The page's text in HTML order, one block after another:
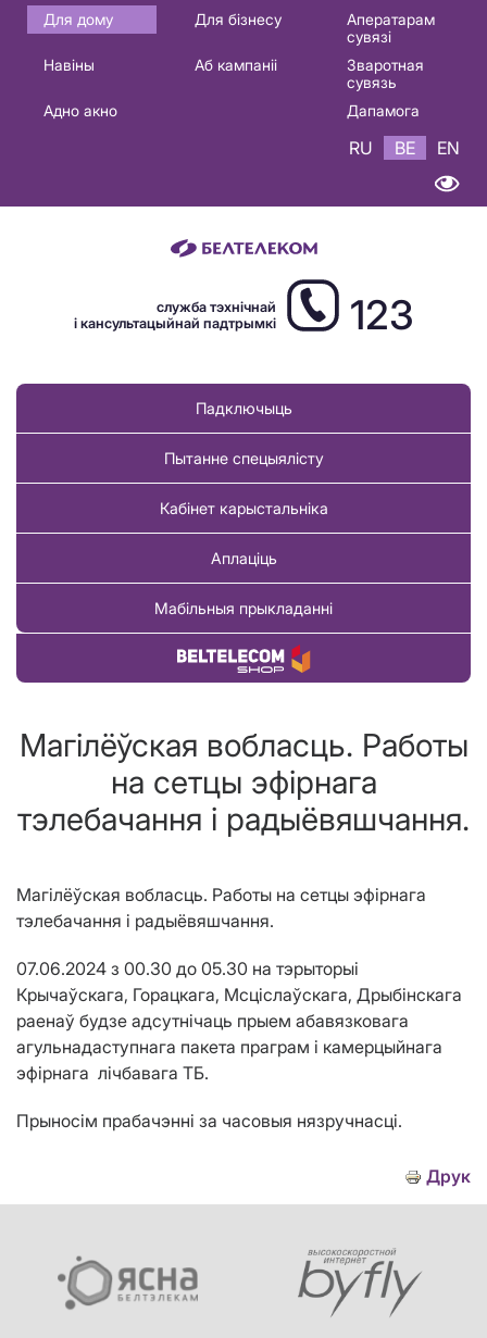
Основная
навигация
Для дому Для бізнесу
Аператарам
сувязі
Навіны
Аб кампаніі
Зваротная
сувязь
Адно акно
Дапамога
RU BE EN
служба тэхнічнай
і кансультацыйнай падтрымкі
123
Падключыць
Пытанне спецыялісту
Кабінет карыстальніка
Аплаціць
Мабільныя прыкладанні
Купіць тавар
Магілёўская вобласць. Работы
на сетцы эфірнага
тэлебачання і радыёвяшчання.
Магілёўская вобласць. Работы на сетцы эфірнага
тэлебачання і радыёвяшчання.
07.06.2024 з 00.30 до 05.30 на тэрыторыі
Крычаўскага, Горацкага, Мсціслаўскага, Дрыбінскага
раенаў будзе адсутнічаць прыем абавязковага
агульнадаступнага пакета праграм і камерцыйнага
эфірнага лічбавага ТБ.
Прыносім прабачэнні за часовыя нязручнасці.
Друк